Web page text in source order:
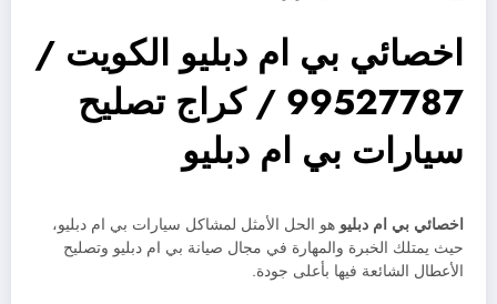
اخصائي بي ام دبليو الكويت /
99527787 / كراج تصليح
سيارات بي ام دبليو
اخصائي بي ام دبليو هو الحل الأمثل لمشاكل سيارات بي ام دبليو،
حيث يمتلك الخبرة والمهارة في مجال صيانة بي ام دبليو وتصليح
الأعطال الشائعة فيها بأعلى جودة.